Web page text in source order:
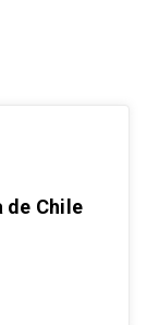
de Chile